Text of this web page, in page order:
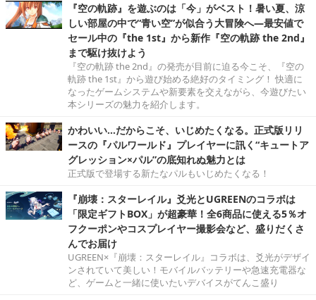
『空の軌跡』を遊ぶのは「今」がベスト！暑い夏、涼
しい部屋の中で“青い空”が似合う大冒険へ―最安値で
セール中の『the 1st』から新作『空の軌跡 the 2nd』
まで駆け抜けよう
『空の軌跡 the 2nd』の発売が目前に迫る今こそ、『空の
軌跡 the 1st』から遊び始める絶好のタイミング！ 快適に
なったゲームシステムや新要素を交えながら、今遊びたい
本シリーズの魅力を紹介します。
かわいい…だからこそ、いじめたくなる。正式版リリ
ースの『パルワールド』プレイヤーに訊く“キュートア
グレッション×パル”の底知れぬ魅力とは
正式版で登場する新たなパルもいじめたくなる！
『崩壊：スターレイル』爻光とUGREENのコラボは
「限定ギフトBOX」が超豪華！全6商品に使える5％オ
フクーポンやコスプレイヤー撮影会など、盛りだくさ
んでお届け
UGREEN×『崩壊：スターレイル』コラボは、爻光がデザイ
ンされていて美しい！モバイルバッテリーや急速充電器な
ど、ゲームと一緒に使いたいデバイスがてんこ盛り